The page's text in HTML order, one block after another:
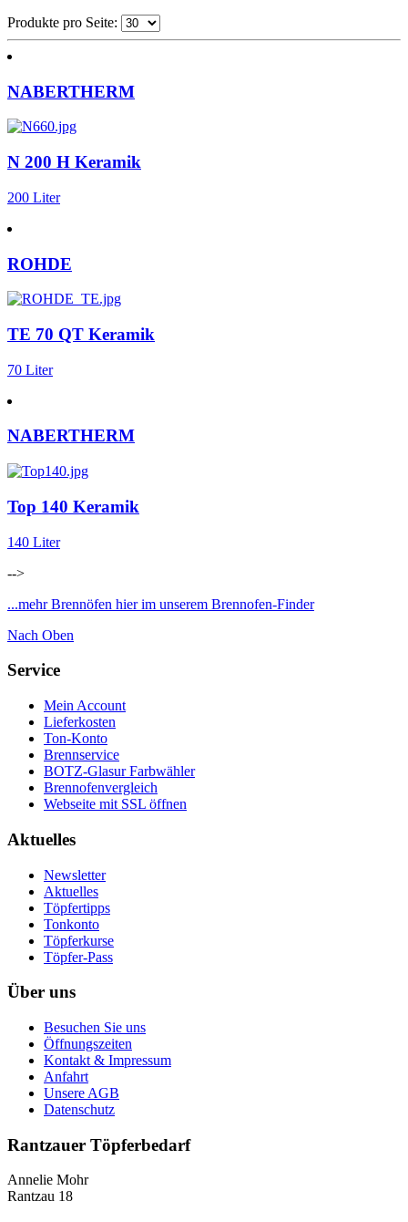
Produkte pro Seite:
NABERTHERM
N 200 H Keramik
200 Liter
ROHDE
TE 70 QT Keramik
70 Liter
NABERTHERM
Top 140 Keramik
140 Liter
-->
...mehr Brennöfen hier im unserem Brennofen-Finder
Nach Oben
Service
Mein Account
Lieferkosten
Ton-Konto
Brennservice
BOTZ-Glasur Farbwähler
Brennofenvergleich
Webseite mit SSL öffnen
Aktuelles
Newsletter
Aktuelles
Töpfertipps
Tonkonto
Töpferkurse
Töpfer-Pass
Über uns
Besuchen Sie uns
Öffnungszeiten
Kontakt & Impressum
Anfahrt
Unsere AGB
Datenschutz
Rantzauer Töpferbedarf
Annelie Mohr
Rantzau 18